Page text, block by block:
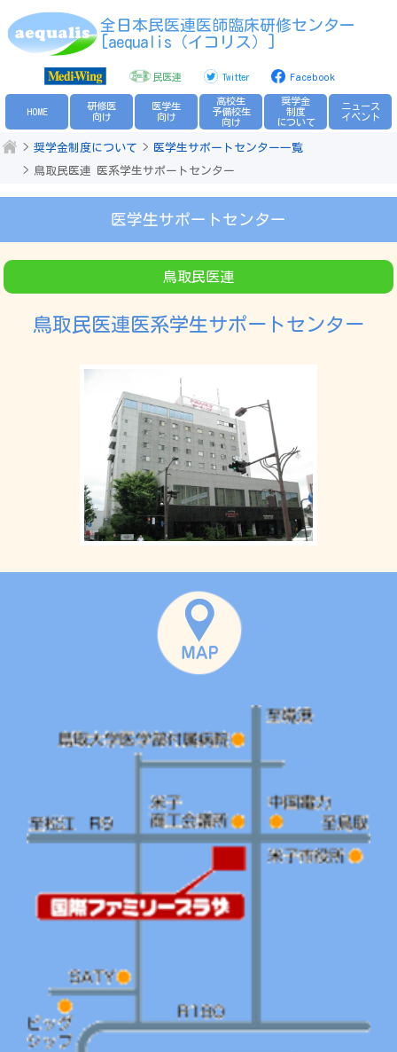
全日本民医連医師臨床研修センター
[aequalis（イコリス）]
民医連 Twitter Facebook
HOME
研修医
向け
医学生
向け
高校生
予備校生
向け
奨学金
制度
について
ニュース
イベント
奨学金制度について
医学生サポートセンター一覧
鳥取民医連 医系学生サポートセンター
医学生サポートセンター
鳥取民医連
鳥取民医連医系学生サポートセンター